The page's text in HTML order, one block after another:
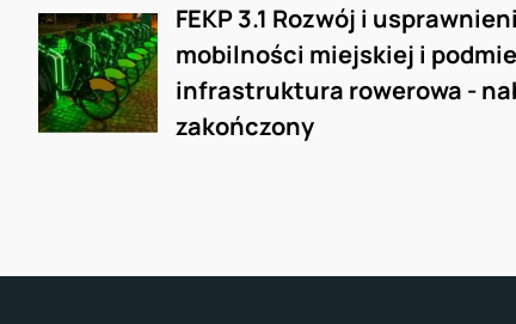
FEKP 3.1 Rozwój i
mobilności miejskiej i
infrastruktura rowerowa -
zakończony